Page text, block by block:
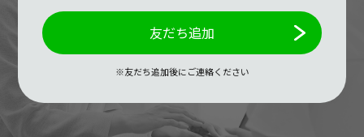
友だち追加
※友だち追加後にご連絡ください